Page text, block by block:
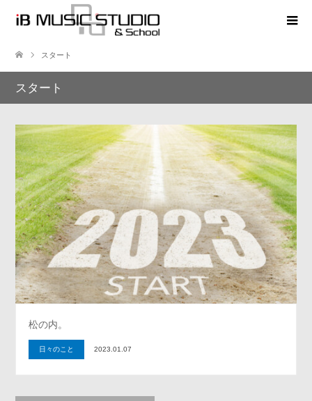
スタート
スタート
松の内。
日々のこと 2023.01.07